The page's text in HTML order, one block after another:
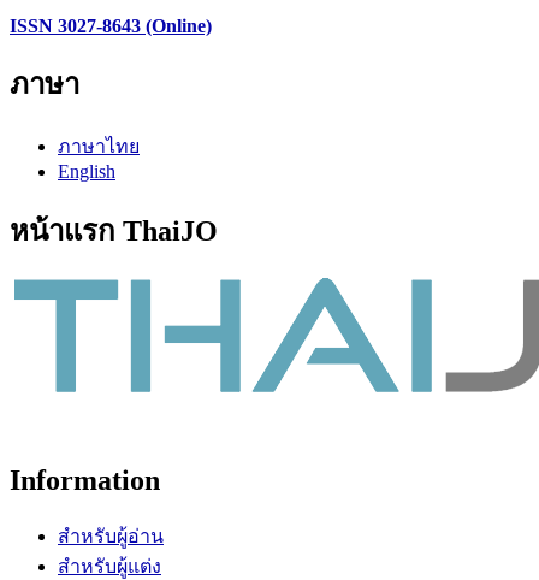
ISSN 3027-8643 (Online)
ภาษา
ภาษาไทย
English
หน้าแรก ThaiJO
Information
สำหรับผู้อ่าน
สำหรับผู้แต่ง